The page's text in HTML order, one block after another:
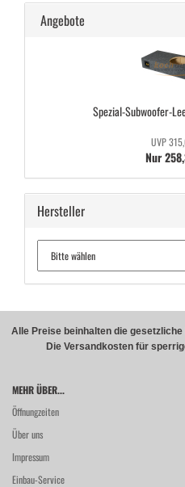
Angebote
Spezial-​Subwoofer-
UVP
Nur
Hersteller
Alle Preise beinhalten die
Die Versandkosten für
MEHR ÜBER...
Öffnungzeiten
Über uns
Impressum
Einbau-Service